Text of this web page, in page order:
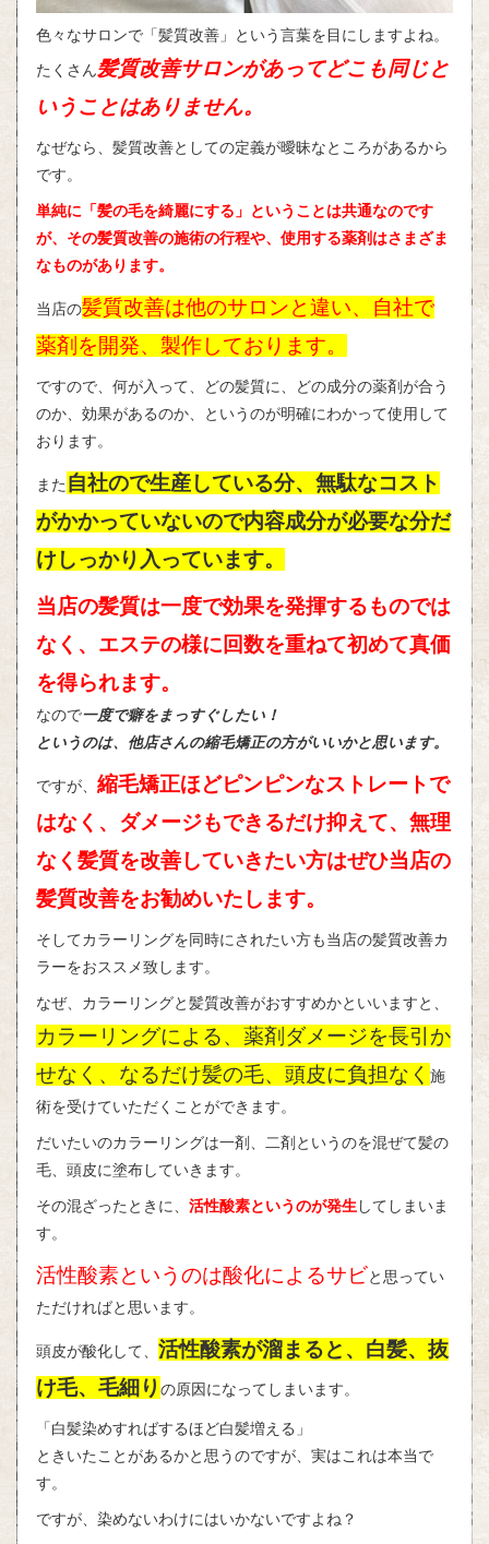
色々なサロンで「髪質改善」という言葉を目にしますよね。
たくさん髪質改善サロンがあってどこも同じと
いうことはありません。
なぜなら、髪質改善としての定義が曖昧なところがあるから
です。
単純に「髪の毛を綺麗にする」ということは共通なのです
が、その髪質改善の施術の行程や、使用する薬剤はさまざま
なものがあります。
当店の髪質改善は他のサロンと違い、自社で
薬剤を開発、製作しております。
ですので、何が入って、どの髪質に、どの成分の薬剤が合う
のか、効果があるのか、というのが明確にわかって使用して
おります。
また 自社ので生産している分、無駄なコスト
がかかっていないので内容成分が必要な分だ
けしっかり入っています。
当店の髪質は一度で効果を発揮するものでは
なく、エステの様に回数を重ねて初めて真価
を得られます。
なので一度で癖をまっすぐしたい！
というのは、他店さんの縮毛矯正の方がいいかと思います。
ですが、 縮毛矯正ほどピンピンなストレートで
はなく、ダメージもできるだけ抑えて、無理
なく髪質を改善していきたい方はぜひ当店の
髪質改善をお勧めいたします。
そしてカラーリングを同時にされたい方も当店の髪質改善カ
ラーをおススメ致します。
なぜ、カラーリングと髪質改善がおすすめかといいますと、
カラーリングによる、薬剤ダメージを長引か
せなく、なるだけ髪の毛、頭皮に負担なく 施
術を受けていただくことができます。
だいたいのカラーリングは一剤、二剤というのを混ぜて髪の
毛、頭皮に塗布していきます。
その混ざったときに、 活性酸素というのが発生 してしまいま
す。
活性酸素というのは酸化によるサビと思ってい
ただければと思います。
頭皮が酸化して、 活性酸素が溜まると、白髪、抜
け毛、毛細り の原因になってしまいます。
「白髪染めすればするほど白髪増える」
ときいたことがあるかと思うのですが、実はこれは本当で
す。
ですが、染めないわけにはいかないですよね？